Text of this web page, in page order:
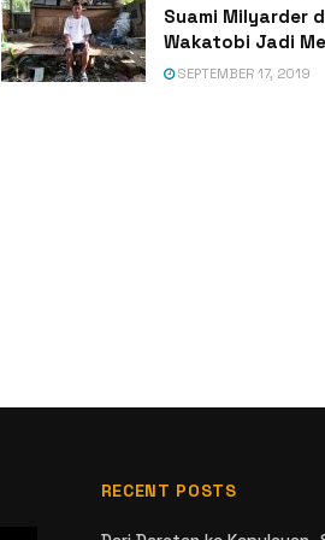
Suami Milyarder
Wakatobi Jadi
SEPTEMBER 17, 2019
RECENT POSTS